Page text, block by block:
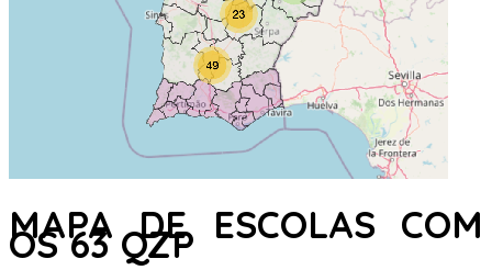
MAPA DE ESCOLAS COM
OS 63 QZP